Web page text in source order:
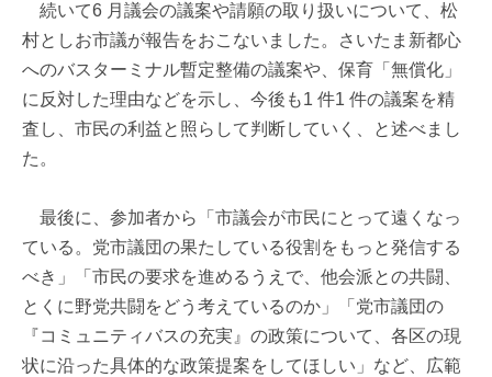
続いて6 月議会の議案や請願の取り扱いについて、松
村としお市議が報告をおこないました。さいたま新都心
へのバスターミナル暫定整備の議案や、保育「無償化」
に反対した理由などを示し、今後も1 件1 件の議案を精
査し、市民の利益と照らして判断していく、と述べまし
た。
最後に、参加者から「市議会が市民にとって遠くなっ
ている。党市議団の果たしている役割をもっと発信する
べき」「市民の要求を進めるうえで、他会派との共闘、
とくに野党共闘をどう考えているのか」「党市議団の
『コミュニティバスの充実』の政策について、各区の現
状に沿った具体的な政策提案をしてほしい」など、広範